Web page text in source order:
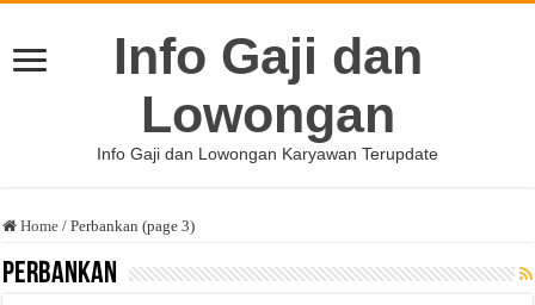
Info Gaji dan
Lowongan
Info Gaji dan Lowongan Karyawan Terupdate
Home / Perbankan (page 3)
Perbankan